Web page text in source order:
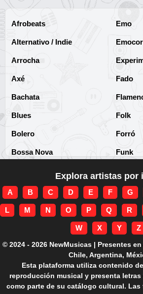
Afrobeats
Alternativo / Indie
Arrocha
Axé
Bachata
Blues
Bolero
Bossa Nova
Brega-funk
Cha-Cha
Corridos
Country
Cuarteto
Emo
Fado
Folk
Forró
Funk
Funk
Gótico
Grunge
Hard
Explora artistas por
A B C D E F G
L M N O P Q R
W X Y Z
© 2024 - 2026 NewMusicas | Presentes
Chile, Argentina,
Esta plataforma utiliza contenido
reproducción musical y presenta
como parte de su catálogo cultural.